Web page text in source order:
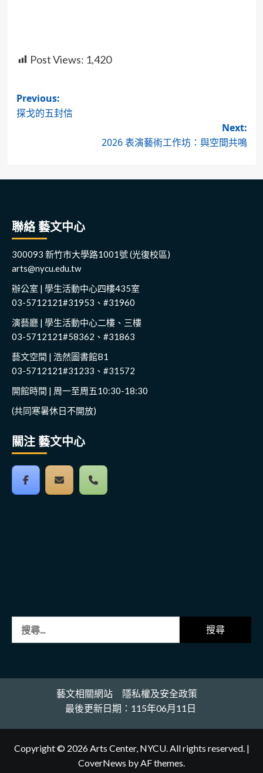
Post Views: 1,420
Post
navigation
Previous:
探戈的五封信
Next:
2026 表演藝術工作坊：與空間共鳴
聯絡 藝文中心
300093 新竹市大學路1001號 (光復校區)
arts@nycu.edu.tw
辦公室 | 學生活動中心四樓435室
03-5712121#31953、#31960
演藝廳 | 學生活動中心二樓、三樓
03-5712121#58362、#31863
藝文空間 | 浩然圖書館B1
03-5712121#31233、#31572
開館時間 | 周一至周五10:30-18:30
(共同寒暑休日不開放)
關注 藝文中心
字:
藝文相關網站
隱私權及安全政策
最後更新日期：115年06月11日
Copyright © 2026 Arts Center, NYCU. All rights reserved. |
CoverNews by AF themes.